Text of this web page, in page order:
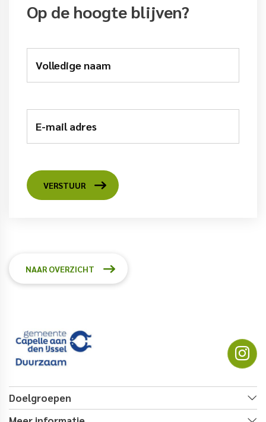
Op de hoogte blijven?
Volledige naam
E-mail adres
VERSTUUR
NAAR OVERZICHT
Doelgroepen